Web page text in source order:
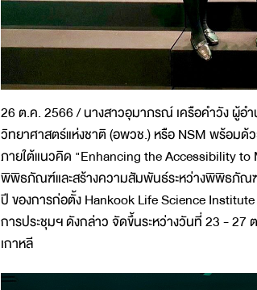
26 ต.ค. 2566 / นางสาวอุมาภรณ์ เครือคำวัง
วิทยาศาสตร์แห่งชาติ (อพวช.) หรือ NSM พร้อมด้
ภายใต้แนวคิด "Enhancing the Accessibility
พิพิธภัณฑ์และสร้างความสัมพันธ์ระหว่างพิพิธภัณฑ์
ปี ของการก่อตั้ง Hankook Life Science
การประชุมฯ ดังกล่าว จัดขึ้นระหว่างวันที่ 23 -
เกาหลี